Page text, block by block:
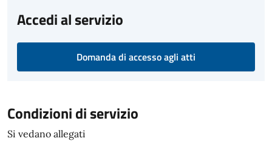
Accedi al servizio
Domanda di accesso agli atti
Condizioni di servizio
Si vedano allegati